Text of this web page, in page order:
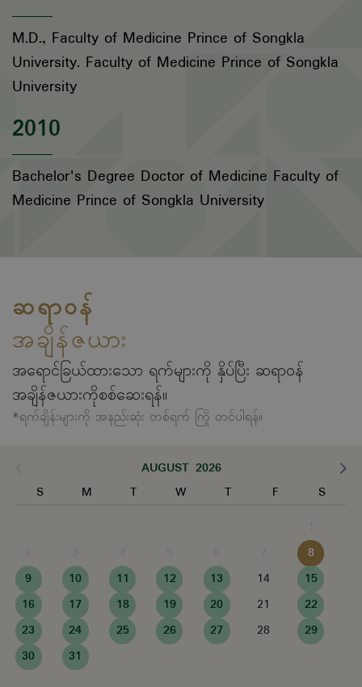
M.D., Faculty of Medicine Prince of Songkla
University. Faculty of Medicine Prince of Songkla
University
2010
Bachelor's Degree Doctor of Medicine Faculty of
Medicine Prince of Songkla University
ဆရာဝန်
အချိန်ဇယား
အရောင်ခြယ်ထားသော ရက်များကို နှိပ်ပြီး ဆရာဝန်
အချိန်ဇယားကိုစစ်ဆေးရန်။
*ရက်ချိန်းများကို အနည်းဆုံး တစ်ရက် ကြို တင်ပါရန်။
AUGUST 2026
S
M T W T F
S
8
9
10 11 12 13 14
15
16
17 18 19 20 21
22
23
24 25 26 27 28
29
30
31